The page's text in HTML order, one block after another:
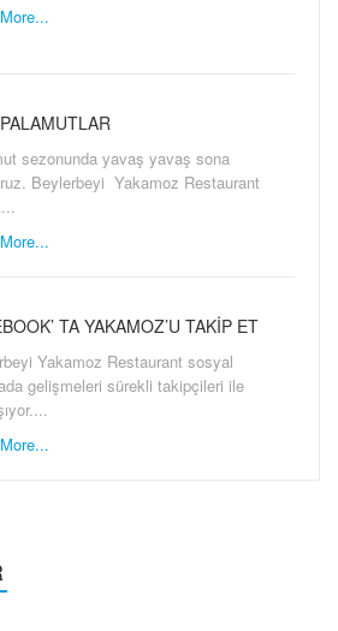
sezonunda yavaş yavaş sona
Beylerbeyi Yakamoz Restaurant
TA YAKAMOZ’U TAKIP ET
Yakamoz Restaurant sosyal
gelişmeleri sürekli takipçileri ile